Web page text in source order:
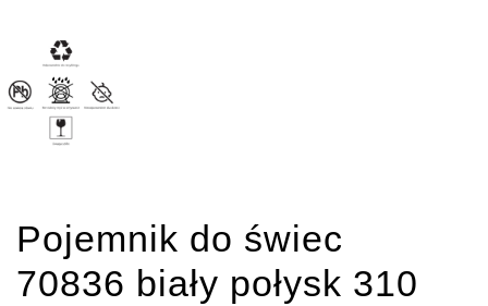
Pojemnik do świec
70836 biały połysk 310